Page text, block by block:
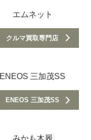
エムネット
クルマ買取専門店
ENEOS 三加茂SS
ENEOS 三加茂SS